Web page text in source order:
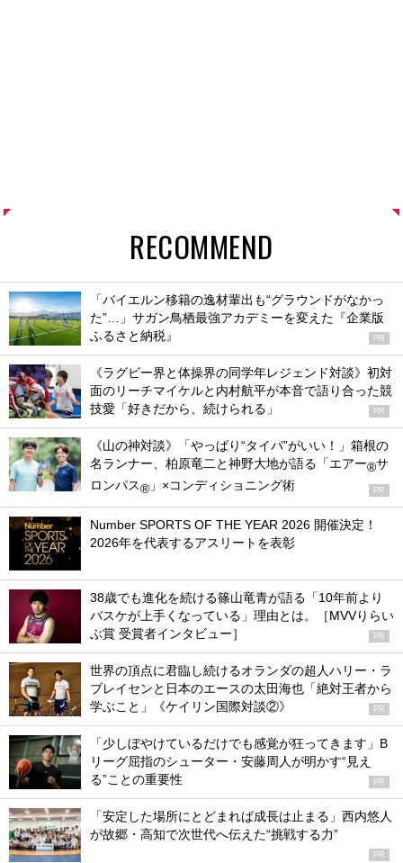
RECOMMEND
「バイエルン移籍の逸材輩出も“グラウンドがなかっ
た”…」サガン鳥栖最強アカデミーを変えた『企業版
ふるさと納税』
PR
《ラグビー界と体操界の同学年レジェンド対談》初対
面のリーチマイケルと内村航平が本音で語り合った競
技愛「好きだから、続けられる」
PR
《山の神対談》「やっぱり“タイパ”がいい！」箱根の
名ランナー、柏原竜二と神野大地が語る「エアー®サ
ロンパス® 」×コンディショニング術 PR
Number SPORTS OF THE YEAR 2026 開催決定！
2026年を代表するアスリートを表彰
38歳でも進化を続ける篠山竜青が語る「10年前より
バスケが上手くなっている」理由とは。［MVVりらい
ぶ賞 受賞者インタビュー］
PR
世界の頂点に君臨し続けるオランダの超人ハリー・ラ
ブレイセンと日本のエースの太田海也「絶対王者から
学ぶこと」《ケイリン国際対談②》
PR
「少しぼやけているだけでも感覚が狂ってきます」B
リーグ屈指のシューター・安藤周人が明かす“見え
る”ことの重要性
PR
「安定した場所にとどまれば成長は止まる」西内悠人
が故郷・高知で次世代へ伝えた“挑戦する力”
PR